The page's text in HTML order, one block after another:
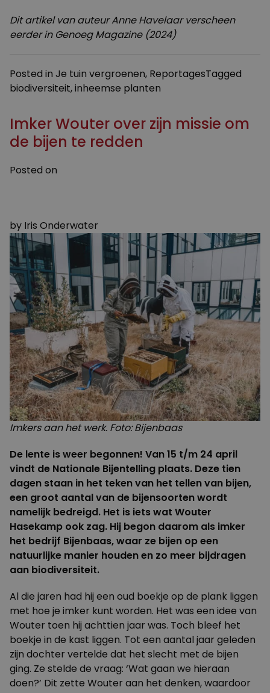
Dit artikel van auteur Anne Havelaar verscheen
eerder in Genoeg Magazine (2024)
Posted in Je tuin vergroenen, ReportagesTagged
biodiversiteit,inheemse planten
Imker Wouter over zijn missie om
de bijen te redden
Posted on
by Iris Onderwater
Imkers aan het werk. Foto: Bijenbaas
De lente is weer begonnen! Van 15 t/m 24 april
vindt de Nationale Bijentelling plaats. Deze tien
dagen staan in het teken van het tellen van bijen,
een groot aantal van de bijensoorten wordt
namelijk bedreigd. Het is iets wat Wouter
Hasekamp ook zag. Hij begon daarom als imker
het bedrijf Bijenbaas, waar ze bijen op een
natuurlijke manier houden en zo meer bijdragen
aan biodiversiteit.
Al die jaren had hij een oud boekje op de plank liggen
met hoe je imker kunt worden. Het was een idee van
Wouter toen hij achttien jaar was. Toch bleef het
boekje in de kast liggen. Tot een aantal jaar geleden
zijn dochter vertelde dat het slecht met de bijen
ging. Ze stelde de vraag: ‘Wat gaan we hieraan
doen?’ Dit zette Wouter aan het denken, waardoor